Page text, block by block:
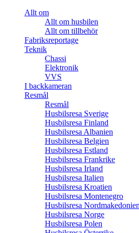
Allt om
Allt om husbilen
Allt om tillbehör
Fabriksreportage
Teknik
Chassi
Elektronik
VVS
I backkameran
Resmål
Resmål
Husbilsresa Sverige
Husbilsresa Finland
Husbilsresa Albanien
Husbilsresa Belgien
Husbilsresa Estland
Husbilsresa Frankrike
Husbilsresa Irland
Husbilsresa Italien
Husbilsresa Kroatien
Husbilsresa Montenegro
Husbilsresa Nordmakedonien
Husbilsresa Norge
Husbilsresa Polen